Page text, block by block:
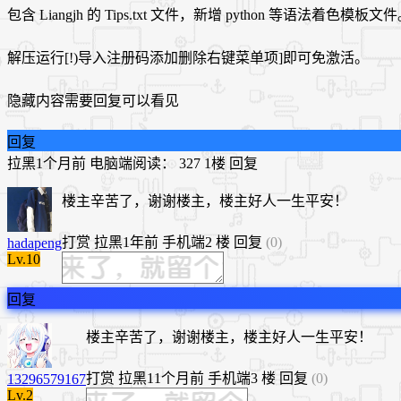
包含 Liangjh 的 Tips.txt 文件，新增 python 等语法着色模板文件
解压运行[!)导入注册码添加删除右键菜单项]即可免激活。
隐藏内容需要回复可以看见
回复
拉黑1个月前 电脑端阅读： 327 1楼 回复
hadapeng
Lv.10
楼主辛苦了，谢谢楼主，楼主好人一生平安！
打赏 拉黑1年前 手机端2 楼 回复 (0)
回复
13296579167
Lv.2
楼主辛苦了，谢谢楼主，楼主好人一生平安！
打赏 拉黑11个月前 手机端3 楼 回复 (0)